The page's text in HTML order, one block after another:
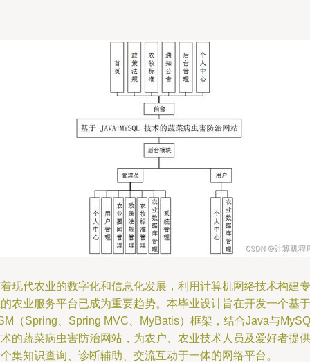
现代农业的数字化和信息化发展，利用计算机网络技术构建专
农业服务平台已成为重要趋势。本毕业设计旨在开发一个基于
（Spring、Spring MVC、MyBatis）框架，结合Java与
的蔬菜病虫害防治网站，为农户、农业技术人员及爱好者提供
集知识查询、诊断辅助、交流互动于一体的网络平台。